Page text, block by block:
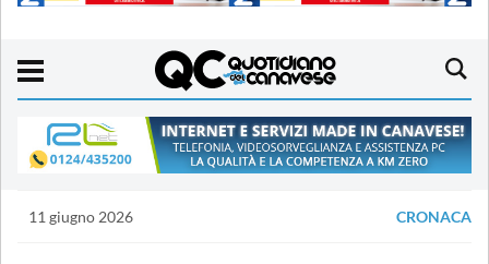
11 giugno 2026 CRONACA